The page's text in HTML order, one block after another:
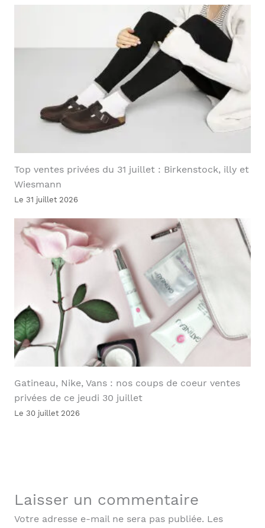
Top ventes privées du 31 juillet : Birkenstock, illy et
Wiesmann
Le 31 juillet 2026
Gatineau, Nike, Vans : nos coups de coeur ventes
privées de ce jeudi 30 juillet
Le 30 juillet 2026
Laisser un commentaire
Votre adresse e-mail ne sera pas publiée. Les